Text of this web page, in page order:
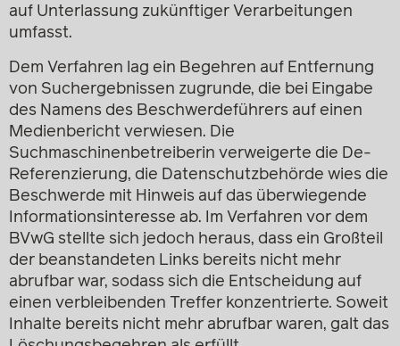
auf Unterlassung zukünftiger Verarbeitungen
umfasst.
Dem Verfahren lag ein Begehren auf Entfernung
von Suchergebnissen zugrunde, die bei Eingabe
des Namens des Beschwerdeführers auf einen
Medienbericht verwiesen. Die
Suchmaschinenbetreiberin verweigerte die De-
Referenzierung, die Datenschutzbehörde wies die
Beschwerde mit Hinweis auf das überwiegende
Informationsinteresse ab. Im Verfahren vor dem
BVwG stellte sich jedoch heraus, dass ein Großteil
der beanstandeten Links bereits nicht mehr
abrufbar war, sodass sich die Entscheidung auf
einen verbleibenden Treffer konzentrierte. Soweit
Inhalte bereits nicht mehr abrufbar waren, galt das